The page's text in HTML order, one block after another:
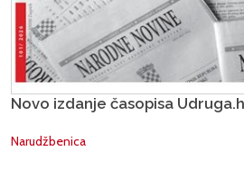
Novo izdanje časopisa
Narudžbenica